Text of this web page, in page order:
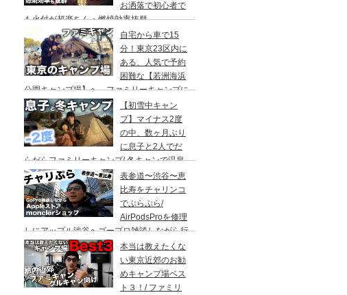
お洒落で初心者で
も火付が超楽ちん・燃焼効率抜群
自宅から車で15
分！東京23区内に
ある、人気で予約
困難な【若洲海浜
公園キャンプ場】へ、ファミリーキャンプに
行ってきた。冬キャンプもキャンプギアを上
手に使えば暖かくて楽しい♪
【初雪中キャン
プ】マイナス2度
の中、数ヶ月ぶり
に息子と2人でだ
らだらファミリーキャンプ/ 冬キャンで温泉
入って焚き火して超絶楽しかった。大野路キ
ャンプ場は結構いいかも
表参道〜渋谷〜恵
比寿をチャリンコ
でぷらぷら/
AirPodsProを修理
しにアップル渋谷へゴープロ雑談しながら行
ってきます。モンクレールの新型ショップも
行ってみました。
本当は教えたくな
い東京近郊のお勧
めキャンプ場ベス
ト３！/ ファミリ